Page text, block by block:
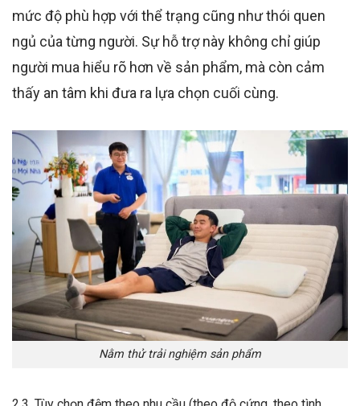
mức độ phù hợp với thể trạng cũng như thói quen
ngủ của từng người. Sự hỗ trợ này không chỉ giúp
người mua hiểu rõ hơn về sản phẩm, mà còn cảm
thấy an tâm khi đưa ra lựa chọn cuối cùng.
Nằm thử trải nghiệm sản phẩm